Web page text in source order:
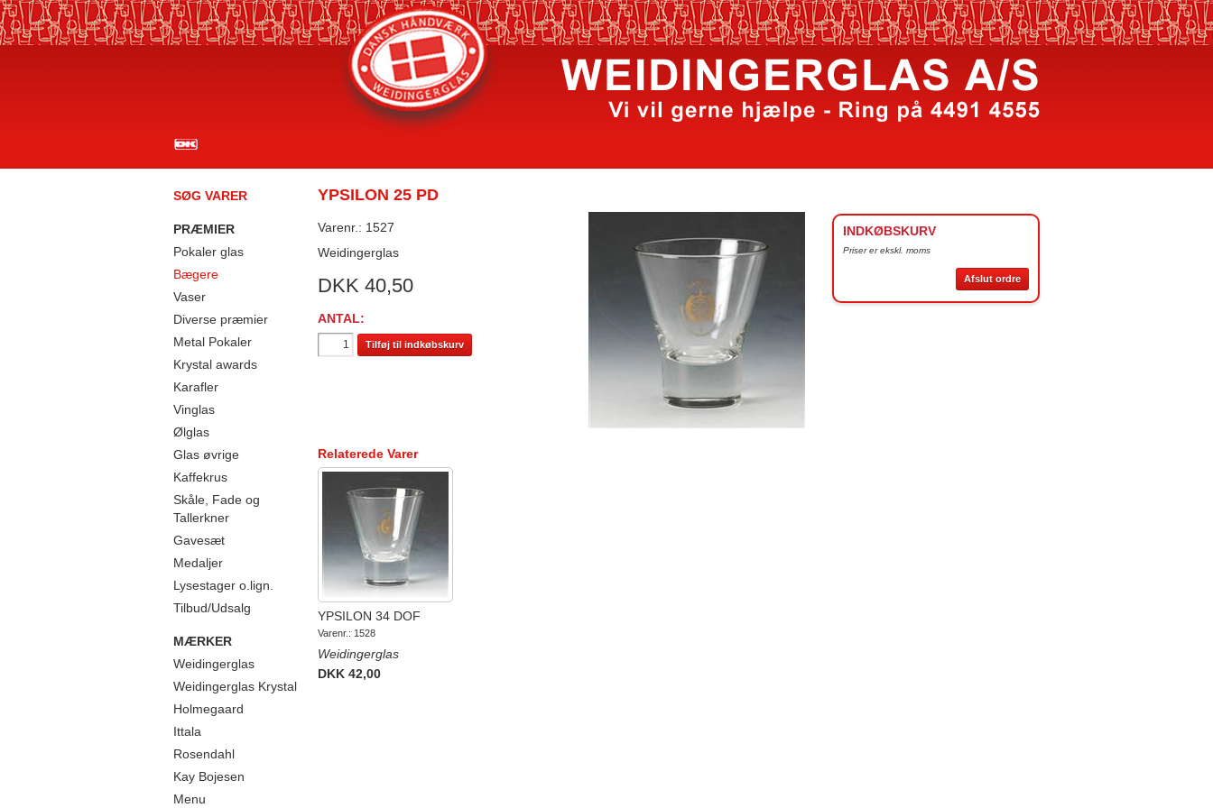
SØG VARER
PRÆMIER
Pokaler glas
Bægere
Vaser
Diverse præmier
Metal Pokaler
Krystal awards
Karafler
Vinglas
Ølglas
Glas øvrige
Kaffekrus
Skåle, Fade og
Tallerkner
Gavesæt
Medaljer
Lysestager o.lign.
Tilbud/Udsalg
MÆRKER
Weidingerglas
Weidingerglas Krystal
Holmegaard
Ittala
Rosendahl
Kay Bojesen
Menu
YPSILON 25 PD
Varenr.: 1527
Weidingerglas
DKK 40,50
ANTAL:
Tilføj til indkøbskurv
Relaterede Varer
YPSILON 34 DOF
Varenr.: 1528
Weidingerglas
DKK 42,00
INDKØBSKURV
Priser er ekskl. moms
Afslut ordre